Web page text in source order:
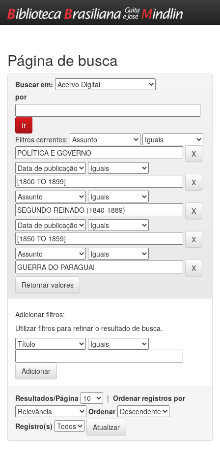
Página de busca
Buscar em:
por
Filtros correntes:
Retornar valores
Adicionar filtros:
Utilizar filtros para refinar o resultado de busca.
Resultados/Página | Ordenar registros por
Ordenar
Registro(s)